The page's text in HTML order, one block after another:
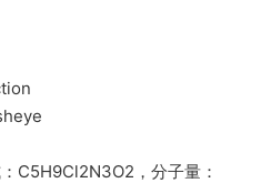
C5H9Cl2N3O2，分子量：